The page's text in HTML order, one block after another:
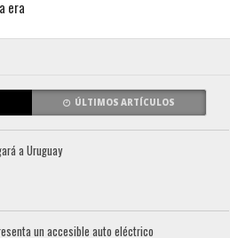
era
ÚLTIMOS ARTÍCULOS
a Uruguay
un accesible auto eléctrico